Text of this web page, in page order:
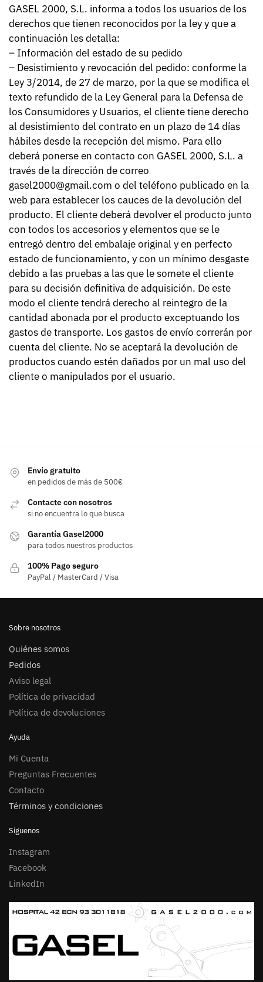
GASEL 2000, S.L. informa a todos los usuarios de los
derechos que tienen reconocidos por la ley y que a
continuación les detalla:
– Información del estado de su pedido
– Desistimiento y revocación del pedido: conforme la
Ley 3/2014, de 27 de marzo, por la que se modifica el
texto refundido de la Ley General para la Defensa de
los Consumidores y Usuarios, el cliente tiene derecho
al desistimiento del contrato en un plazo de 14 días
hábiles desde la recepción del mismo. Para ello
deberá ponerse en contacto con GASEL 2000, S.L. a
través de la dirección de correo
gasel2000@gmail.com o del teléfono publicado en la
web para establecer los cauces de la devolución del
producto. El cliente deberá devolver el producto junto
con todos los accesorios y elementos que se le
entregó dentro del embalaje original y en perfecto
estado de funcionamiento, y con un mínimo desgaste
debido a las pruebas a las que le somete el cliente
para su decisión definitiva de adquisición. De este
modo el cliente tendrá derecho al reintegro de la
cantidad abonada por el producto exceptuando los
gastos de transporte. Los gastos de envío correrán por
cuenta del cliente. No se aceptará la devolución de
productos cuando estén dañados por un mal uso del
cliente o manipulados por el usuario.
Envío gratuito
en pedidos de más de 500€
Contacte con nosotros
si no encuentra lo que busca
Garantía Gasel2000
para todos nuestros productos
100% Pago seguro
PayPal / MasterCard / Visa
Sobre nosotros
Quiénes somos
Pedidos
Aviso legal
Política de privacidad
Política de devoluciones
Ayuda
Mi Cuenta
Preguntas Frecuentes
Contacto
Términos y condiciones
Síguenos
Instagram
Facebook
LinkedIn